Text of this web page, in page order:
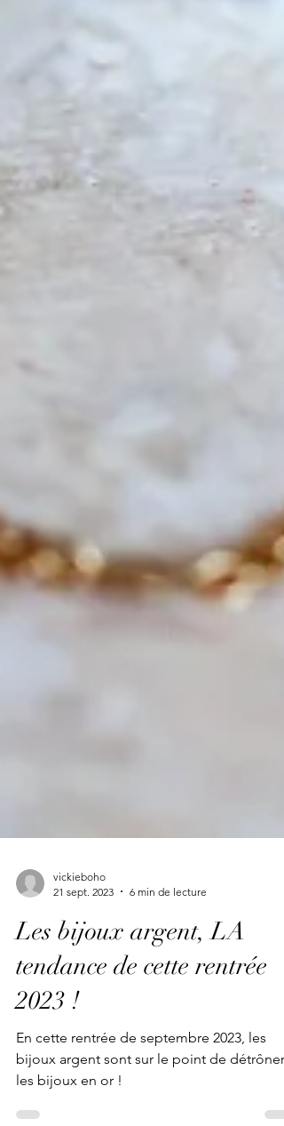
21 sept. 2023
6 min de lecture
Les bijoux argent, LA
tendance de cette rentrée
2023 !
En cette rentrée de septembre 2023, les
bijoux argent sont sur le point de détrôner
les bijoux en or !